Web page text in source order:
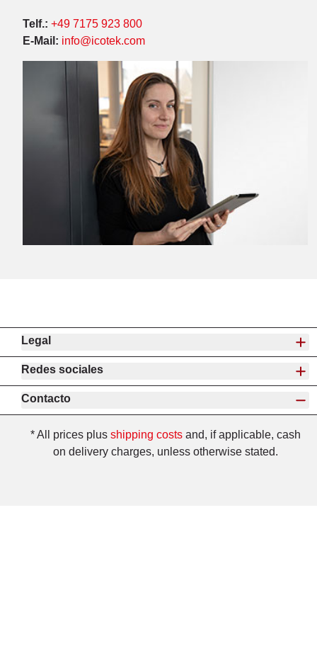
Telf.: +49 7175 923 800
E-Mail: info@icotek.com
Legal
Redes sociales
Contacto
* All prices plus shipping costsand, if applicable, cash
on delivery charges, unless otherwise stated.